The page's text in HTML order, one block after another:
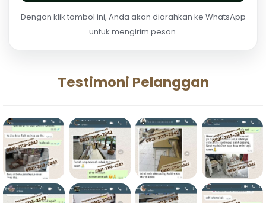
Dengan klik tombol ini, Anda akan diarahkan ke WhatsApp
untuk mengirim pesan.
Testimoni Pelanggan